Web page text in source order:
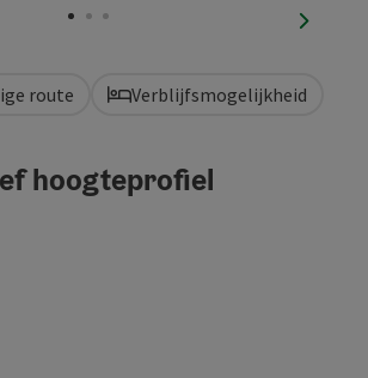
route Verblijfsmogelijkheid
hoogteprofiel